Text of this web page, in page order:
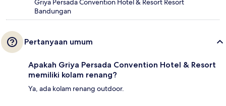
Griya Persada Convention Hotel & Resort Resort
Bandungan
Pertanyaan umum
Apakah Griya Persada Convention Hotel & Resort
memiliki kolam renang?
Ya, ada kolam renang outdoor.